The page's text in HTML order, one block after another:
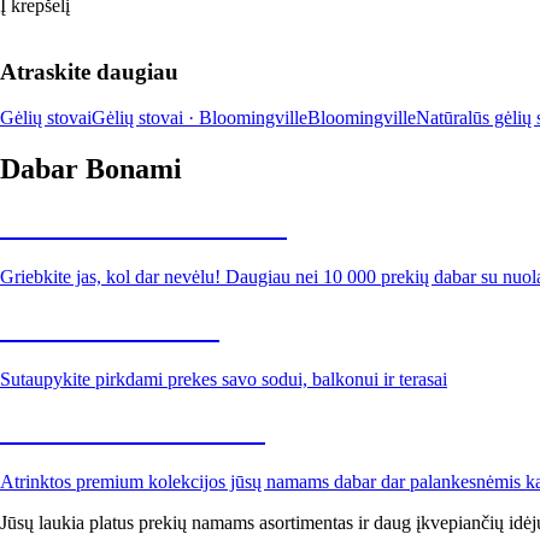
Į krepšelį
Atraskite daugiau
Gėlių stovaiGėlių stovai · BloomingvilleBloomingvilleNatūralūs gėlių
Dabar Bonami
Griebkite jas, kol dar nevėlu! Daugiau nei 10 000 prekių dabar su
Sutaupykite pirkdami prekes savo sodui, balkonui ir terasai
Atrinktos premium kolekcijos jūsų namams dabar dar palankesnėmis
Jūsų laukia platus prekių namams asortimentas ir daug įkvepiančių